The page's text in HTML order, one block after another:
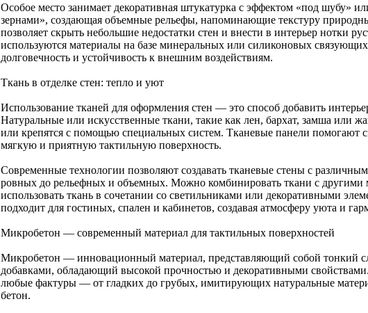
Особое место занимает декоративная штукатурка с эффектом «под шубу»
зернами», создающая объемные рельефы, напоминающие текстуру
позволяет скрыть небольшие недостатки стен и внести в интерьер нотки
используются материалы на базе минеральных или силиконовых
долговечность и устойчивость к внешним воздействиям.
Ткань в отделке стен: тепло и уют
Использование тканей для оформления стен — это способ добавить
Натуральные или искусственные ткани, такие как лен, бархат, замша или
или крепятся с помощью специальных систем. Тканевые панели помогают
мягкую и приятную тактильную поверхность.
Современные технологии позволяют создавать тканевые стены с
ровных до рельефных и объемных. Можно комбинировать ткани с другими
использовать ткань в сочетании со светильниками или декоративными
подходит для гостиных, спален и кабинетов, создавая атмосферу уюта и
Микробетон — современный материал для тактильных поверхностей
Микробетон — инновационный материал, представляющий собой тонкий
добавками, обладающий высокой прочностью и декоративными
любые фактуры — от гладких до грубых, имитирующих натуральные
бетон.